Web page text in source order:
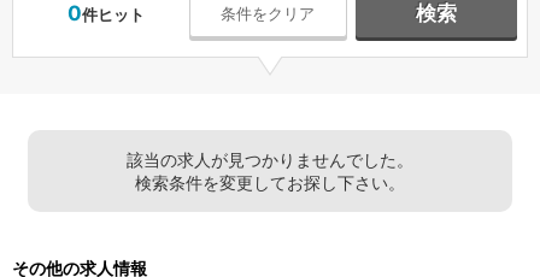
0件ヒット 条件をクリア 検索
該当の求人が見つかりませんでした。
検索条件を変更してお探し下さい。
その他の求人情報